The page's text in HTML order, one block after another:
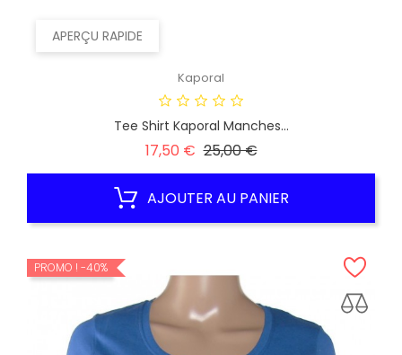
APERÇU RAPIDE
Kaporal
Tee Shirt Kaporal Manches...
17,50 € Prix
25,00 €Prix
AJOUTER AU PANIER
PROMO ! -40%